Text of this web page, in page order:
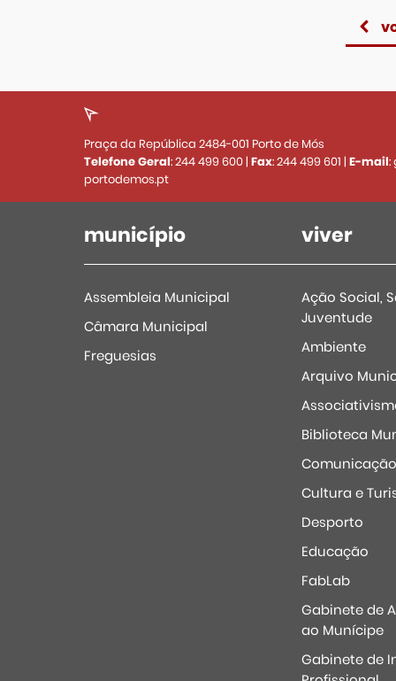
Praça da República 2484-001 Porto de Mós
Telefone Geral:244 499 600| Fax:244 499 601 | E-mail:
portodemos.pt
município
Assembleia Municipal
Câmara Municipal
Freguesias
viver
Ação Social,
Juventude
Ambiente
Arquivo
Biblioteca
Comunicação
Cultura e
Desporto
Educação
FabLab
Gabinete de
ao Munícipe
Gabinete de